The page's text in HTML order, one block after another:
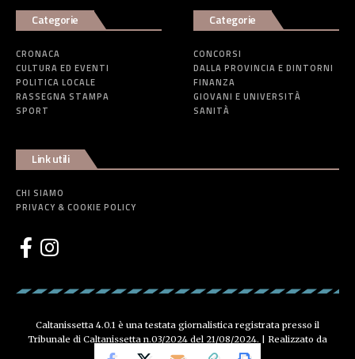
Categorie
CRONACA
CULTURA ED EVENTI
POLITICA LOCALE
RASSEGNA STAMPA
SPORT
Categorie
CONCORSI
DALLA PROVINCIA E DINTORNI
FINANZA
GIOVANI E UNIVERSITÀ
SANITÀ
Link utili
CHI SIAMO
PRIVACY & COOKIE POLICY
Caltanissetta 4.0.1 è una testata giornalistica registrata presso il
Tribunale di Caltanissetta n.03/2024 del 21/08/2024. | Realizzato da
Creative Agency